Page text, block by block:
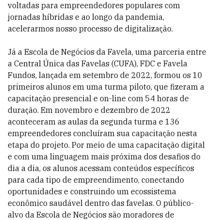
voltadas para empreendedores populares com
jornadas híbridas e ao longo da pandemia,
acelerarmos nosso processo de digitalização.
Já a Escola de Negócios da Favela, uma parceria entre
a Central Única das Favelas (CUFA), FDC e Favela
Fundos, lançada em setembro de 2022, formou os 10
primeiros alunos em uma turma piloto, que fizeram a
capacitação presencial e on-line com 54 horas de
duração. Em novembro e dezembro de 2022
aconteceram as aulas da segunda turma e 136
empreendedores concluíram sua capacitação nesta
etapa do projeto. Por meio de uma capacitação digital
e com uma linguagem mais próxima dos desafios do
dia a dia, os alunos acessam conteúdos específicos
para cada tipo de empreendimento, conectando
oportunidades e construindo um ecossistema
econômico saudável dentro das favelas. O público-
alvo da Escola de Negócios são moradores de